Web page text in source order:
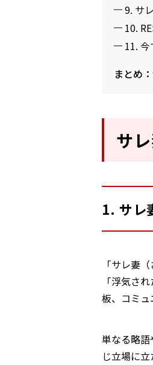
9. サ
10.
11.
まとめ
サ
1. サレ
「サレ妻
「浮気さ
板、コミュ
単なる略
じ立場に